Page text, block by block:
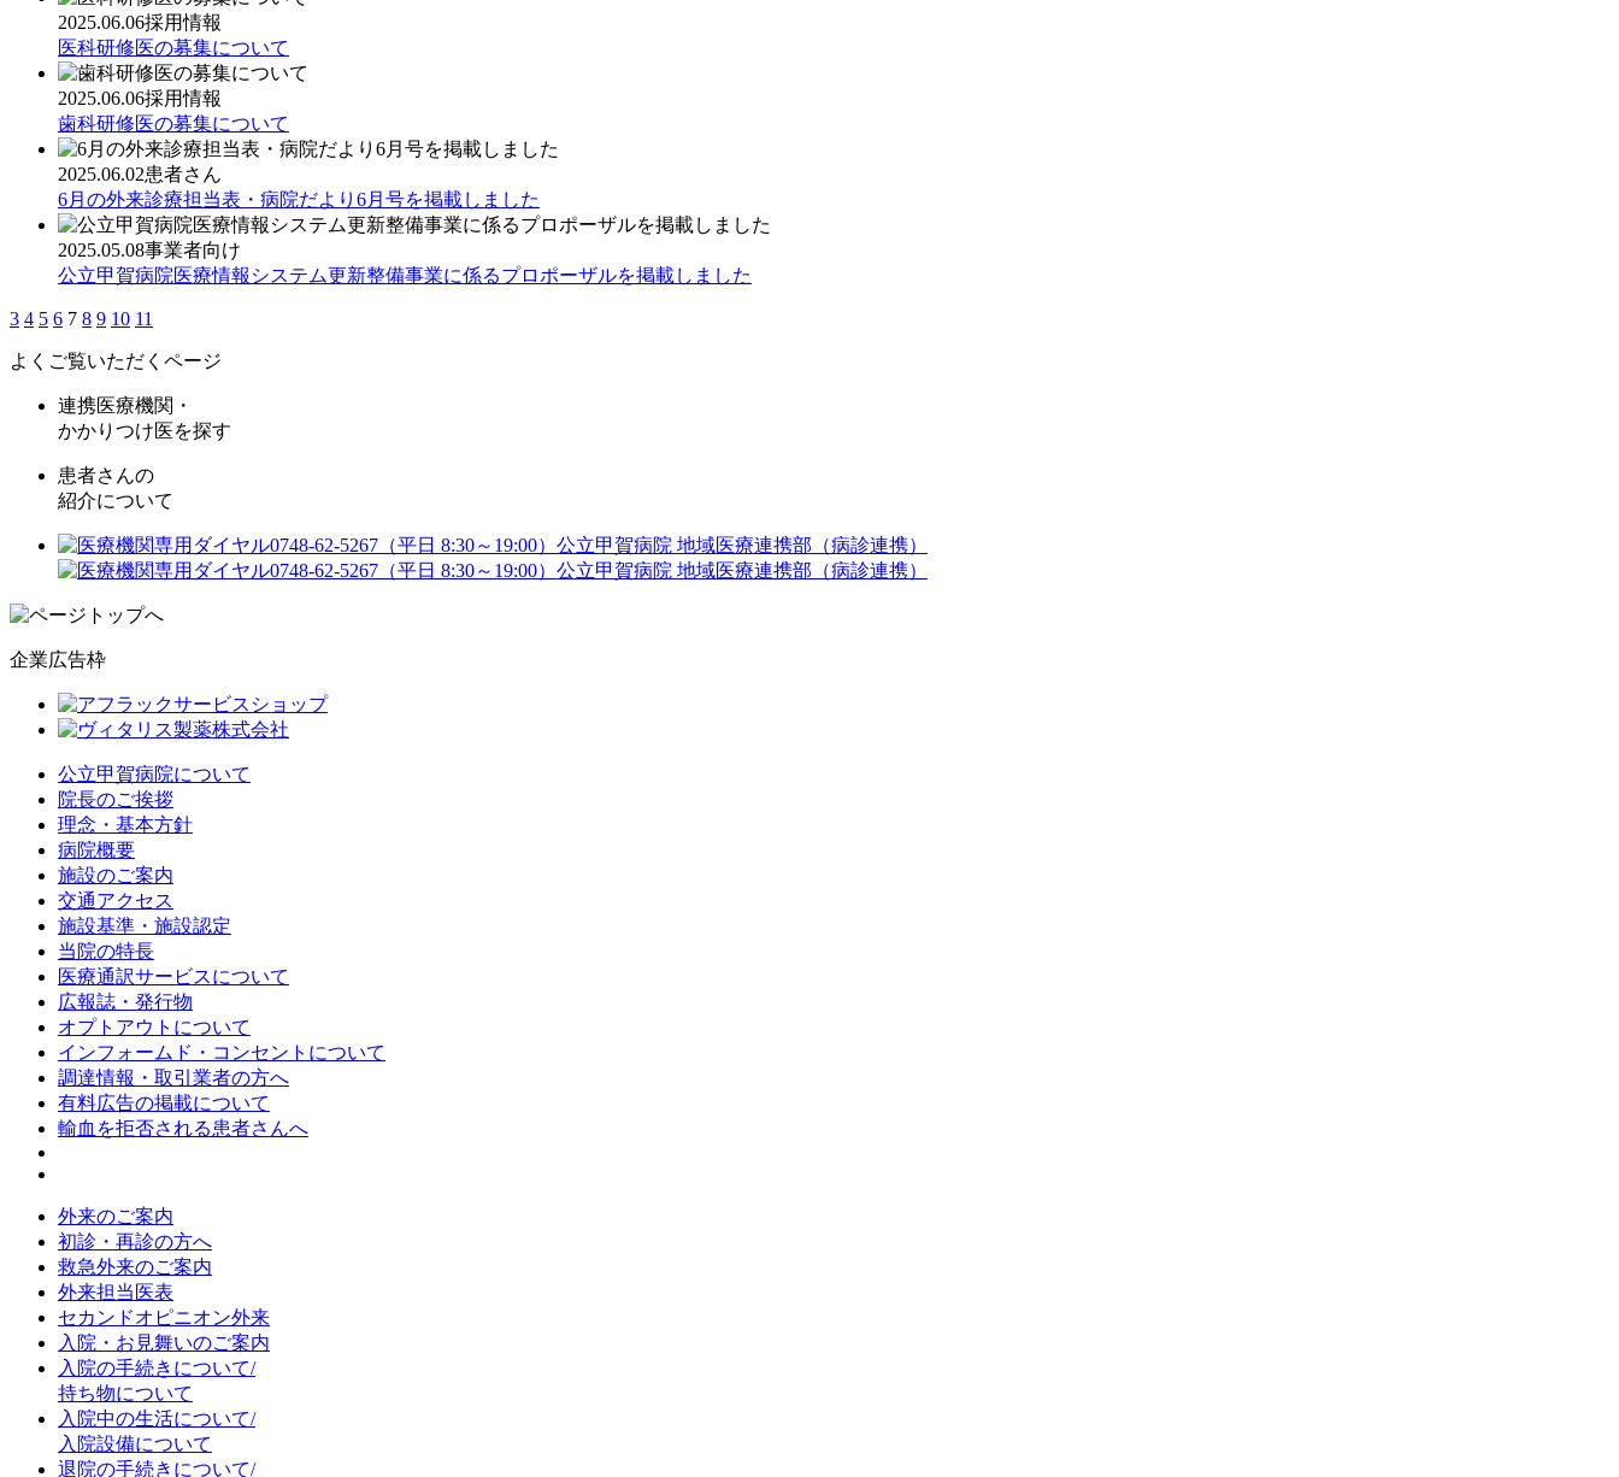
2025.06.06採用情報
医科研修医の募集について
2025.06.06採用情報
歯科研修医の募集について
2025.06.02患者さん
6月の外来診療担当表・病院だより6月号を掲載しました
2025.05.08事業者向け
公立甲賀病院医療情報システム更新整備事業に係るプロポーザルを掲載しました
3 4 5 6 7 8 9 10 11
よくご覧いただくページ
連携医療機関・
かかりつけ医を探す
患者さんの
紹介について
企業広告枠
公立甲賀病院について
院長のご挨拶
理念・基本方針
病院概要
施設のご案内
交通アクセス
施設基準・施設認定
当院の特長
医療通訳サービスについて
広報誌・発行物
オプトアウトについて
インフォームド・コンセントについて
調達情報・取引業者の方へ
有料広告の掲載について
輸血を拒否される患者さんへ
外来のご案内
初診・再診の方へ
救急外来のご案内
外来担当医表
セカンドオピニオン外来
入院・お見舞いのご案内
入院の手続きについて/
持ち物について
入院中の生活について/
入院設備について
退院の手続きについて/